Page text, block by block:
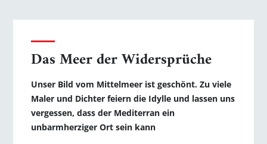
Das Meer der Widersprüche
Unser Bild vom Mittelmeer ist geschönt. Zu viele
Maler und Dichter feiern die Idylle und lassen uns
vergessen, dass der Mediterran ein
unbarmherziger Ort sein kann